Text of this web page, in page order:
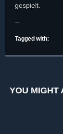
gespielt.
Tagged with:
YOU MIGHT